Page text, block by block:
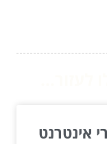
אינטרנט